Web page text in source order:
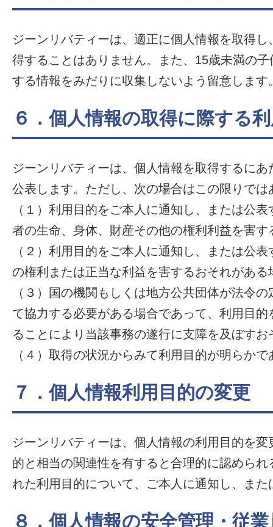
ジーンリバティーは、適正に個人情報を取得
得することはありません。また、15歳未満の
する情報をみだりに収集しないよう留意します
６．個人情報の取得に際する
ジーンリバティーは、個人情報を取得するに
公表します。ただし、次の場合はこの限りでは
（１）利用目的をご本人に通知し、または公
者の生命、身体、財産その他の権利利益を害す
（２）利用目的をご本人に通知し、または公
の権利または正当な利益を害するおそれがある
（３）国の機関もしくは地方公共団体が法令
て協力する必要がある場合であって、利用目
ることにより当該事務の遂行に支障を及ぼすお
（４）取得の状況からみて利用目的が明らか
７．個人情報利用目的の変更
ジーンリバティーは、個人情報の利用目的を
的と相当の関連性を有すると合理的に認めら
れた利用目的について、ご本人に通知し、また
８．個人情報の安全管理・従